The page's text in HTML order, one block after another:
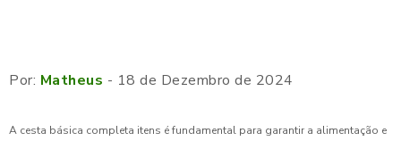
Por: Matheus - 18 de Dezembro de 2024
A cesta básica completa itens é fundamental para garantir a alimentação e